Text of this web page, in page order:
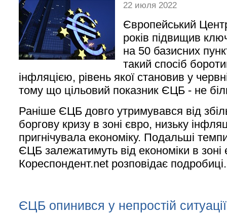
22 июля 2022
Європейський
років підвищив
на 50 базисних
такий спосіб
інфляцією, рівень якої становив у
тому що цільовий показник ЄЦБ - не
Раніше ЄЦБ довго утримувався від
боргову кризу в зоні євро, низьку
пригнічувала економіку. Подальші
ЄЦБ залежатимуть від економіки в зоні
Кореспондент.net розповідає подробиці.
ЄЦБ опинився у непростій ситуації